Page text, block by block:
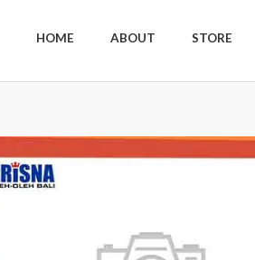
HOME ABOUT STORE